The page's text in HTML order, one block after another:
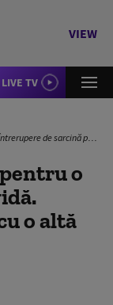
VIEW
LIVE TV
de sarcină pentru o femeie care nu era gravidă. Medicul a confundat-o cu o altă pacientă
o
o altă